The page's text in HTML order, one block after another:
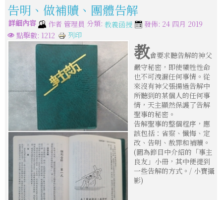
告明、做補贖、團體告解
詳細內容 作者 管理員 分類: 教義函授
發佈: 24 四月 2019
點擊數: 1212
列印
教會要求聽告解的神父
嚴守秘密，即使犧牲性命
也不可洩漏任何事情。從
來沒有神父張揚過告解中
所聽到的某個人的任何事
情，天主顯然保護了告解
聖事的秘密。
告解聖事的整個程序，應
該包括：省察、懺悔、定
改、告明、赦罪和補贖。
(圖為節目中介紹的「事主
良友」小冊，其中便提到
一些告解的方式。/ 小寶攝
影)